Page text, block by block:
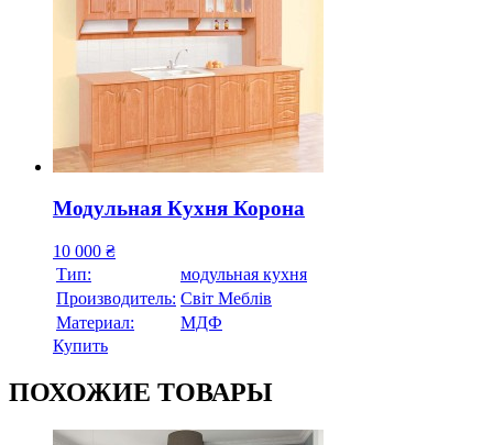
Модульная Кухня Корона
10 000 ₴
Тип:
модульная кухня
Производитель: Світ Меблів
Материал:
МДФ
Купить
ПОХОЖИЕ ТОВАРЫ